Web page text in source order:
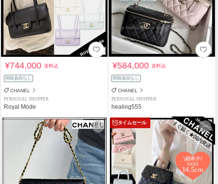
¥744,000送料込
関税負担なし
CHANEL
PERSONAL SHOPPER
Royal Mode
¥584,000送料込
関税負担なし
CHANEL
PERSONAL SHOPPER
healing555
タイムセール